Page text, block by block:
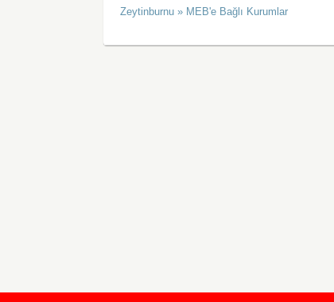
Zeytinburnu » MEB'e Bağlı Kurumlar